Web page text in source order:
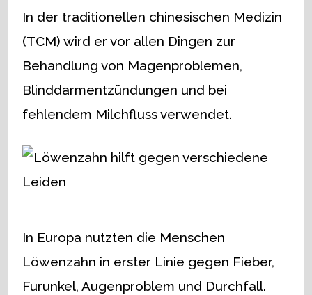
In der traditionellen chinesischen Medizin
(TCM) wird er vor allen Dingen zur
Behandlung von Magenproblemen,
Blinddarmentzündungen und bei
fehlendem Milchfluss verwendet.
In Europa nutzten die Menschen
Löwenzahn in erster Linie gegen Fieber,
Furunkel, Augenproblem und Durchfall.